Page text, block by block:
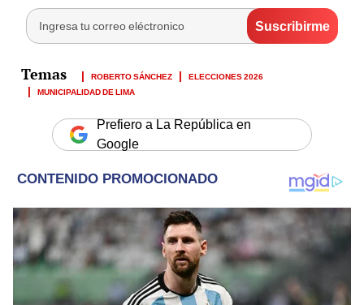
ROBERTO SÁNCHEZ
ELECCIONES 2026
MUNICIPALIDAD DE LIMA
Prefiero a La República en
Google